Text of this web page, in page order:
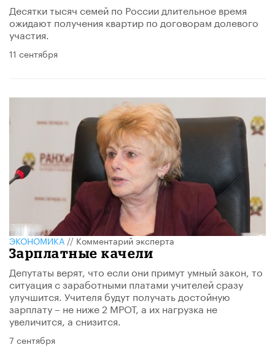
Десятки тысяч семей по России длительное время
ожидают получения квартир по договорам долевого
участия.
11 сентября
ЭКОНОМИКА//Комментарий эксперта
Зарплатные качели
Депутаты верят, что если они примут умный закон, то
ситуация с заработными платами учителей сразу
улучшится. Учителя будут получать достойную
зарплату – не ниже 2 МРОТ, а их нагрузка не
увеличится, а снизится.
7 сентября